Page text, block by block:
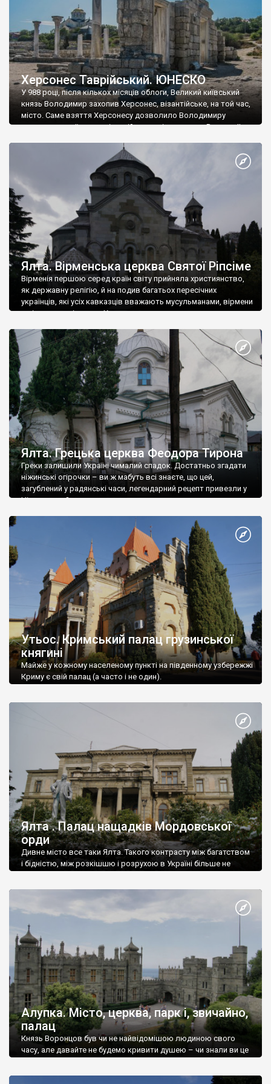
Херсонес Таврійський. ЮНЕСКО
У 988 році, після кількох місяців облоги, Великий київський
князь Володимир захопив Херсонес, візантійське, на той час,
місто. Саме взяття Херсонесу дозволило Володимиру
диктувати свої умови візантійському імператору Василю ІІ, та
Херсонесі Володимир-язичник, став Василем-християнином.
А потім було Хрещення Русі. На честь Херсонесу Таврійського
Ялта. Вірменська церква Святої Ріпсіме
Вірменія першою серед країн світу прийняла християнство,
як державну релігію, й на подив багатьох пересічних
українців, які усіх кавказців вважають мусульманами, вірмени
є відданими вірянами Христа
Ялта. Грецька церква Феодора Тирона
Греки залишили Україні чималий спадок. Достатньо згадати
ніжинські огірочки – ви ж мабуть всі знаєте, що цей,
загублений у радянські часи, легендарний рецепт привезли у
Ніжин греки?
Утьос. Кримський палац грузинської
княгині
Майже у кожному населеному пункті на південному узбережжі
Криму є свій палац (а часто і не один).
Ялта . Палац нащадків Мордовської
орди
Дивне місто все таки Ялта. Такого контрасту між багатством
і бідністю, між розкішшю і розрухою в Україні більше не
Алупка. Місто, церква, парк і, звичайно,
палац
Князь Воронцов був чи не найвідомішою людиною свого
часу, але давайте не будемо кривити душею – чи знали ви це